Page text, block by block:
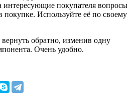
интересующие покупателя вопросы
покупке. Используйте её по своему
обратно, изменив одну
Очень удобно.